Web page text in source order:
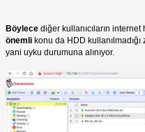
Böylece diğer kullanıcıların
önemli konu da HDD kullanılmadığı
yani uyku durumuna alınıyor.